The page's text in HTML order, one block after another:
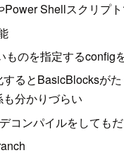
Power Shellスクリプ
ものを指定するconfig
するとBasicBlocksが
も分かりづらい
コンパイルをしても